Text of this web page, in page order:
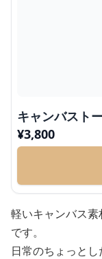
キャンバスト
¥3,800
軽いキャンバス
です。
日常のちょっと